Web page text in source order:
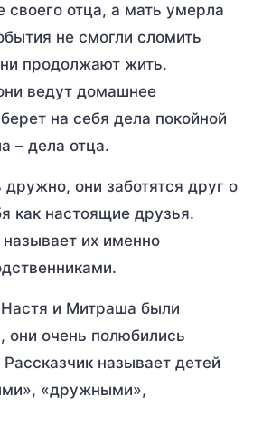
своего отца, а мать умерла
не смогли сломить
продолжают жить.
ведут домашнее
на себя дела покойной
– дела отца.
они заботятся друг о
как настоящие друзья.
называет их именно
и Митраша были
они очень полюбились
называет детей
«дружными»,